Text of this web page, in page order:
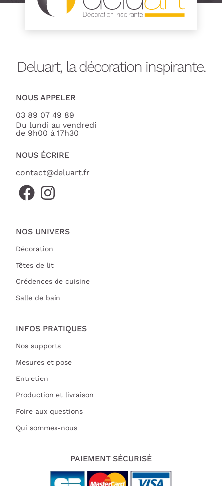
Deluart, la décoration inspirante.
NOUS APPELER
03 89 07 49 89
Du lundi au vendredi
de 9h00 à 17h30
NOUS ÉCRIRE
contact@deluart.fr
NOS UNIVERS
Décoration
Têtes de lit
Crédences de cuisine
Salle de bain
INFOS PRATIQUES
Nos supports
Mesures et pose
Entretien
Production et livraison
Foire aux questions
Qui sommes-nous
PAIEMENT SÉCURISÉ